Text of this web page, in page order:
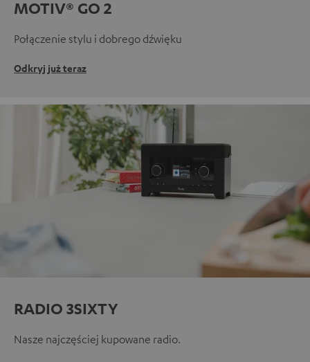
MOTIV® GO 2
Połączenie stylu i dobrego dźwięku
Odkryj już teraz
RADIO 3SIXTY
Nasze najczęściej kupowane radio.